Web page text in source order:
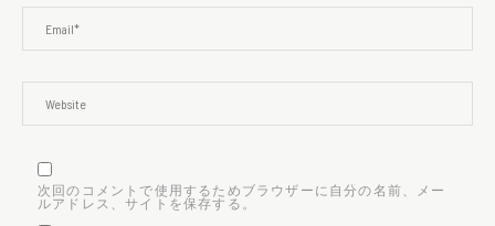
次回のコメントで使用するためブラウザーに自分の名前、メー
ルアドレス、サイトを保存する。